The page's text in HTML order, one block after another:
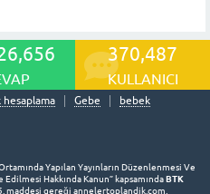
370,487
KULLANICI
hesaplama Gebe bebek
Yapılan Yayınların Düzenlenmesi Ve
Hakkında Kanun” kapsamındaBTK
5. maddesi gereği annelertoplandik.com,